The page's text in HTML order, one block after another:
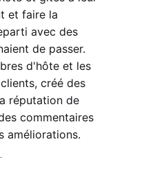
et faire la
avec des
de passer.
d'hôte et les
créé des
réputation de
commentaires
améliorations.